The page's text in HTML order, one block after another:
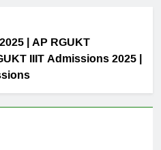
| AP RGUKT
IIIT Admissions 2025 |